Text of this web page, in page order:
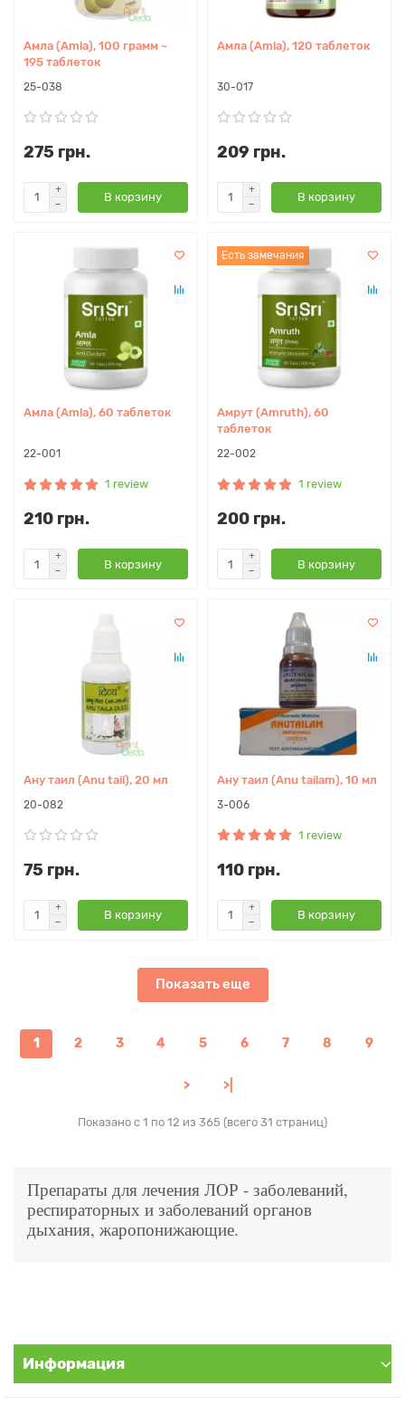
Амла (Amla), 100 грамм ~
195 таблеток
25-038
275 грн.
В корзину
Амла (Amla), 120 таблеток
30-017
209 грн.
В корзину
Амла (Amla), 60 таблеток
22-001
1 review
210 грн.
В корзину
Есть замечания
Амрут (Amruth), 60
таблеток
22-002
1 review
200 грн.
В корзину
Ану таил (Anu tail), 20 мл
20-082
75 грн.
В корзину
Ану таил (Anu tailam), 10 мл
3-006
1 review
110 грн.
В корзину
Показать еще
1 2 3 4 5 6 7 8 9
> >|
Показано с 1 по 12 из 365 (всего 31 страниц)
Препараты для лечения ЛОР - заболеваний,
респираторных и заболеваний органов
дыхания, жаропонижающие.
Информация